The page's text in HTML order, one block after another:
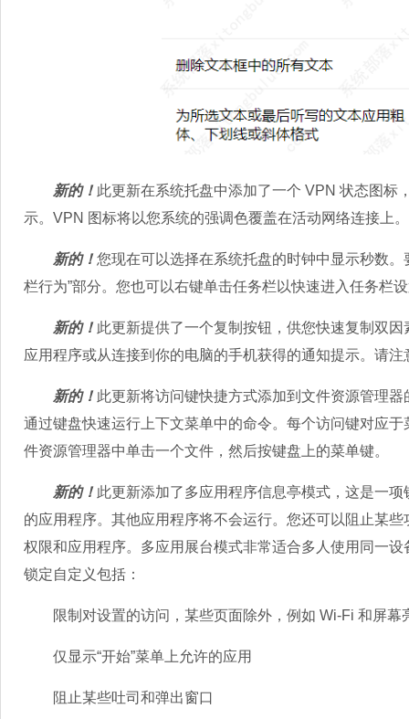
新的！ 此更新在系统托盘中添加了一个 VPN 状态图标
示。VPN 图标将以您系统的强调色覆盖在活动网络连接上。
新的！您现在可以选择在系统托盘的时钟中显示秒数。
栏行为”部分。您也可以右键单击任务栏以快速进入任务栏
新的！ 此更新提供了一个复制按钮，供您快速复制双
应用程序或从连接到你的电脑的手机获得的通知提示。请
新的！ 此更新将访问键快捷方式添加到文件资源管理
通过键盘快速运行上下文菜单中的命令。每个访问键对应
件资源管理器中单击一个文件，然后按键盘上的菜单键。
新的！ 此更新添加了多应用程序信息亭模式，这是一
的应用程序。其他应用程序将不会运行。您还可以阻止某
权限和应用程序。多应用展台模式非常适合多人使用同一
锁定自定义包括：
限制对设置的访问，某些页面除外，例如 Wi-Fi 和屏幕
仅显示“开始”菜单上允许的应用
阻止某些吐司和弹出窗口